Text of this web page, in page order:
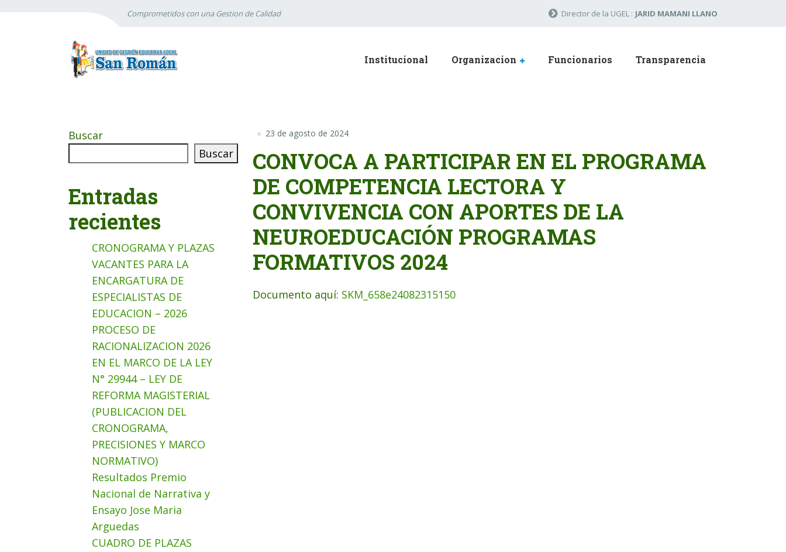
Comprometidos con una Gestion de Calidad Director de la UGEL : JARID MAMANI LLANO
Institucional Organizacion Funcionarios Transparencia
23 de agosto de 2024
CONVOCA A PARTICIPAR EN EL PROGRAMA
DE COMPETENCIA LECTORA Y
CONVIVENCIA CON APORTES DE LA
NEUROEDUCACIÓN PROGRAMAS
FORMATIVOS 2024
Documento aquí: SKM_658e24082315150
Buscar
Buscar
Entradas
recientes
CRONOGRAMA Y PLAZAS
VACANTES PARA LA
ENCARGATURA DE
ESPECIALISTAS DE
EDUCACION – 2026
PROCESO DE
RACIONALIZACION 2026
EN EL MARCO DE LA LEY
N° 29944 – LEY DE
REFORMA MAGISTERIAL
(PUBLICACION DEL
CRONOGRAMA,
PRECISIONES Y MARCO
NORMATIVO)
Resultados Premio
Nacional de Narrativa y
Ensayo Jose Maria
Arguedas
CUADRO DE PLAZAS